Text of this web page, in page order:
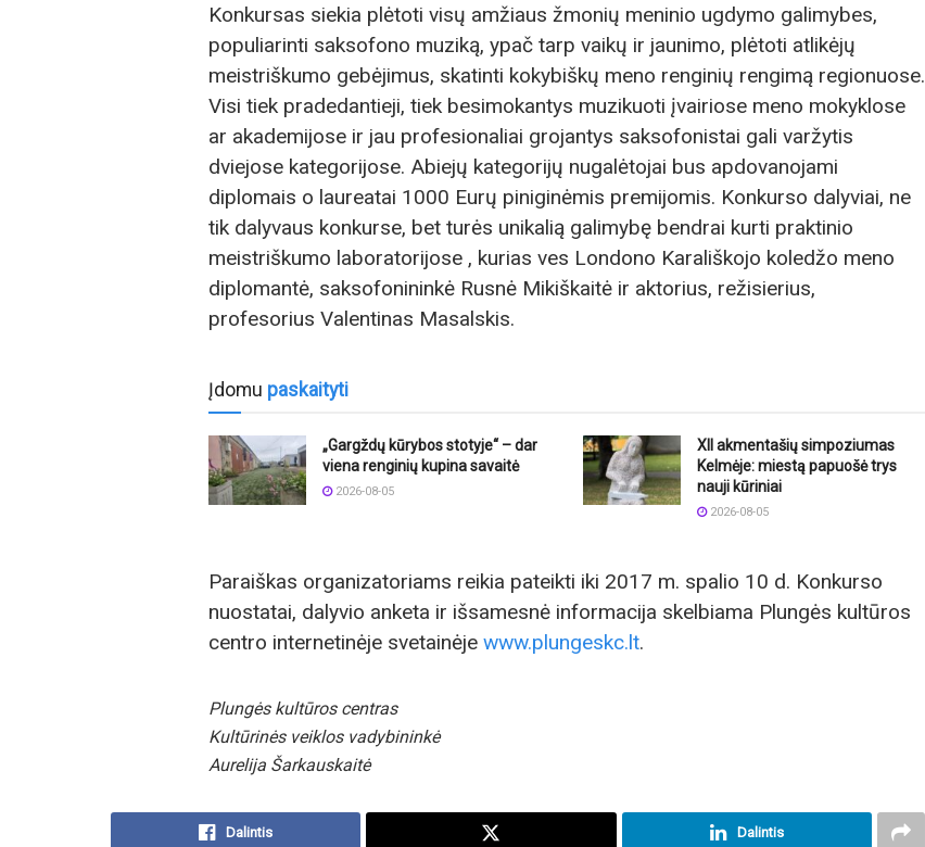
Konkursas siekia plėtoti visų amžiaus žmonių meninio ugdymo galimybes,
populiarinti saksofono muziką, ypač tarp vaikų ir jaunimo, plėtoti atlikėjų
meistriškumo gebėjimus, skatinti kokybiškų meno renginių rengimą regionuose.
Visi tiek pradedantieji, tiek besimokantys muzikuoti įvairiose meno mokyklose
ar akademijose ir jau profesionaliai grojantys saksofonistai gali varžytis
dviejose kategorijose. Abiejų kategorijų nugalėtojai bus apdovanojami
diplomais o laureatai 1000 Eurų piniginėmis premijomis. Konkurso dalyviai, ne
tik dalyvaus konkurse, bet turės unikalią galimybę bendrai kurti praktinio
meistriškumo laboratorijose , kurias ves Londono Karališkojo koledžo meno
diplomantė, saksofonininkė Rusnė Mikiškaitė ir aktorius, režisierius,
profesorius Valentinas Masalskis.
Įdomu paskaityti
„Gargždų kūrybos stotyje“ – dar
viena renginių kupina savaitė
2026-08-05
XII akmentašių simpoziumas
Kelmėje: miestą papuošė trys
nauji kūriniai
2026-08-05
Paraiškas organizatoriams reikia pateikti iki 2017 m. spalio 10 d. Konkurso
nuostatai, dalyvio anketa ir išsamesnė informacija skelbiama Plungės kultūros
centro internetinėje svetainėje www.plungeskc.lt.
Plungės kultūros centras
Kultūrinės veiklos vadybininkė
Aurelija Šarkauskaitė
Dalintis Dalintis